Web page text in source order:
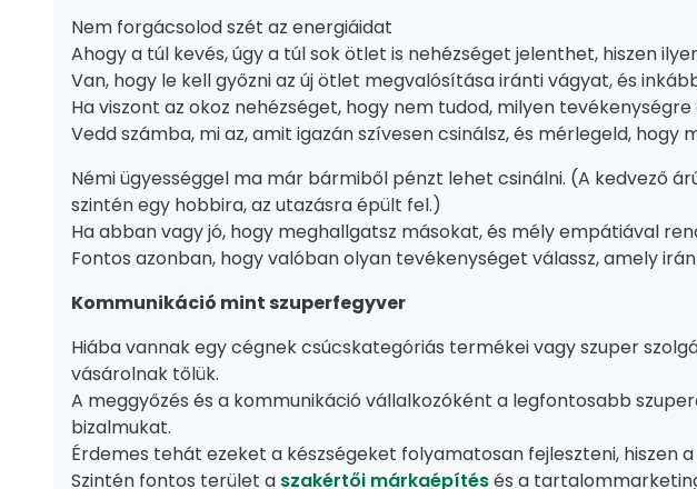
Nem forgácsolod szét az energiáidat
Ahogy a túl kevés, úgy a túl sok ötlet is nehézséget jelenthet, hiszen
Van, hogy le kell győzni az új ötlet megvalósítása iránti vágyat, és
Ha viszont az okoz nehézséget, hogy nem tudod, milyen
Vedd számba, mi az, amit igazán szívesen csinálsz, és mérlegeld, hogy
Némi ügyességgel ma már bármiből pénzt lehet csinálni. (A kedvező
szintén egy hobbira, az utazásra épült fel.)
Ha abban vagy jó, hogy meghallgatsz másokat, és mély empátiával
Fontos azonban, hogy valóban olyan tevékenységet válassz, amely
Kommunikáció mint szuperfegyver
Hiába vannak egy cégnek csúcskategóriás termékei vagy szuper
vásárolnak tőlük.
A meggyőzés és a kommunikáció vállalkozóként a legfontosabb
bizalmukat.
Érdemes tehát ezeket a készségeket folyamatosan fejleszteni,
Szintén fontos terület a szakértői márkaépítésés a